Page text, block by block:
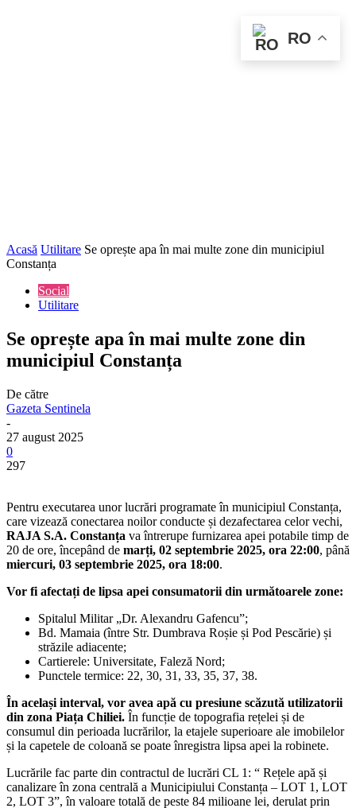
Acasă Utilitare Se oprește apa în mai multe zone din municipiul
Constanța
Social
Utilitare
Se oprește apa în mai multe zone din
municipiul Constanța
De către
Gazeta Sentinela
-
27 august 2025
0
297
Pentru executarea unor lucrări programate în municipiul Constanța,
care vizează conectarea noilor conducte și dezafectarea celor vechi,
RAJA S.A. Constanța va întrerupe furnizarea apei potabile timp de
20 de ore, începând de marți, 02 septembrie 2025, ora 22:00, până
miercuri, 03 septembrie 2025, ora 18:00.
Vor fi afectați de lipsa apei consumatorii din următoarele zone:
Spitalul Militar „Dr. Alexandru Gafencu”;
Bd. Mamaia (între Str. Dumbrava Roșie și Pod Pescărie) și
străzile adiacente;
Cartierele: Universitate, Faleză Nord;
Punctele termice: 22, 30, 31, 33, 35, 37, 38.
În același interval, vor avea apă cu presiune scăzută utilizatorii
din zona Piața Chiliei. În funcție de topografia rețelei și de
consumul din perioada lucrărilor, la etajele superioare ale imobilelor
și la capetele de coloană se poate înregistra lipsa apei la robinete.
Lucrările fac parte din contractul de lucrări CL 1: “ Rețele apă și
canalizare în zona centrală a Municipiului Constanța – LOT 1, LOT
2, LOT 3”, în valoare totală de peste 84 milioane lei, derulat prin
RO